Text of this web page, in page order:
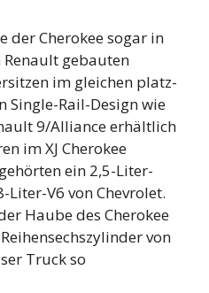
der Cherokee sogar in
Renault gebauten
im gleichen platz-
Single-Rail-Design wie
9/Alliance erhältlich
im XJ Cherokee
ein 2,5-Liter-
V6 von Chevrolet.
Haube des Cherokee
von
Truck so